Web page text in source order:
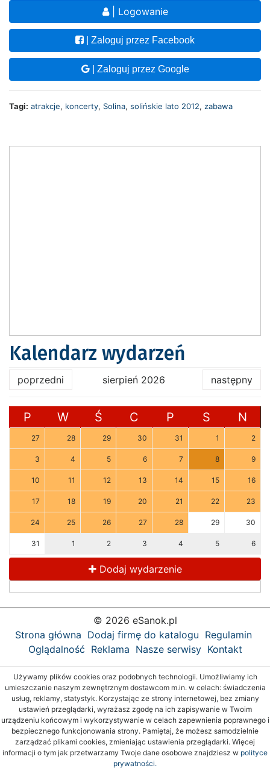
| Logowanie
| Zaloguj przez Facebook
| Zaloguj przez Google
Tagi: atrakcje, koncerty, Solina, solińskie lato 2012, zabawa
Kalendarz wydarzeń
poprzedni sierpień 2026 następny
P W Ś C P S N
27 28 29 30 31 1 2
3 4 5 6 7 8 9
10 11 12 13 14 15 16
17 18 19 20 21 22 23
24 25 26 27 28 29 30
31 1 2 3 4 5 6
Dodaj wydarzenie
© 2026 eSanok.pl
Strona główna Dodaj firmę do katalogu Regulamin
Oglądalność Reklama Nasze serwisy Kontakt
Używamy plików cookies oraz podobnych technologii. Umożliwiamy ich
umieszczanie naszym zewnętrznym dostawcom m.in. w celach: świadczenia
usług, reklamy, statystyk. Korzystając ze strony internetowej, bez zmiany
ustawień przeglądarki, wyrażasz zgodę na ich zapisywanie w Twoim
urządzeniu końcowym i wykorzystywanie w celach zapewnienia poprawnego i
bezpiecznego funkcjonowania strony. Pamiętaj, że możesz samodzielnie
zarządzać plikami cookies, zmieniając ustawienia przeglądarki. Więcej
informacji o tym jak przetwarzamy Twoje dane osobowe znajdziesz w polityce
prywatności.